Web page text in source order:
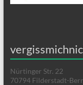
Nürtinger Str. 22
70794 Filderstadt-